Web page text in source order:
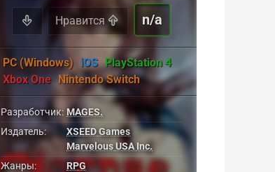
Нравится n/a
PC (Windows) iOS PlayStation 4
Xbox One Nintendo Switch
Разработчик: MAGES.
Издатель:
XSEED Games
Marvelous USA Inc.
Жанры:
RPG